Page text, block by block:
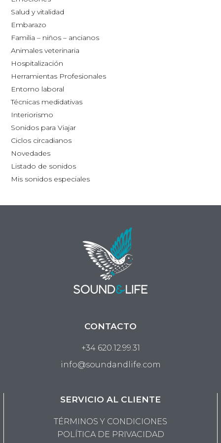
página
Salud y vitalidad
Embarazo
Familia – niños – ancianos
Animales veterinaria
Hospitalización
Herramientas Profesionales
Entorno laboral
Técnicas medidativas
Interiorismo
Sonidos para Viajar
Ciclos circadianos
Novedades
Listado de sonidos
Mis sonidos especiales
CONTACTO
+34 620.12.99.31
info@soundandlife.com
SERVICIO AL CLIENTE
TÉRMINOS Y CONDICIONES
POLÍTICA DE PRIVACIDAD